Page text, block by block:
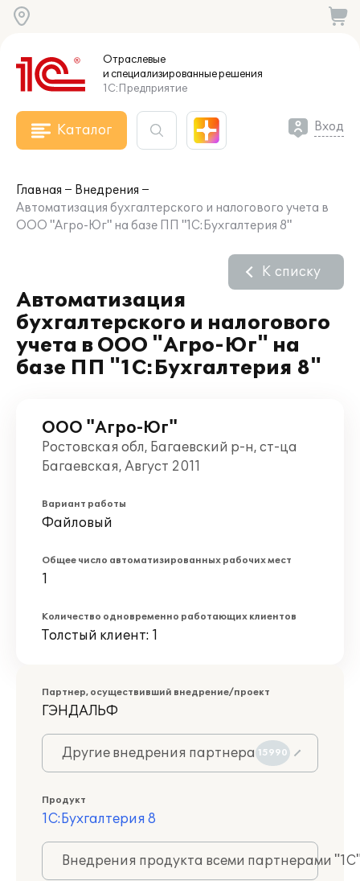
Отраслевые
и специализированныерешения
1С:Предприятие
Каталог Вход
Главная
Внедрения
Автоматизация бухгалтерского и налогового учета в
ООО "Агро-Юг" на базе ПП "1С:Бухгалтерия 8"
Автоматизация
бухгалтерского и налогового
учета в ООО "Агро-Юг" на
базе ПП "1С:Бухгалтерия 8"
К списку
ООО "Агро-Юг"
Ростовская обл, Багаевский р-н, ст-ца
Багаевская, Август 2011
Вариант работы
Файловый
Общее число автоматизированных рабочих мест
1
Количество одновременно работающих клиентов
Толстый клиент: 1
Партнер, осуществивший внедрение/проект
ГЭНДАЛЬФ
Другие внедрения партнера 15990
Продукт
1С:Бухгалтерия 8
Внедрения продукта всеми партнерами